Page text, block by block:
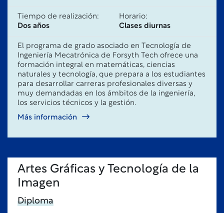
Tiempo de realización:
Dos años
Horario:
Clases diurnas
El programa de grado asociado en Tecnología de
Ingeniería Mecatrónica de Forsyth Tech ofrece una
formación integral en matemáticas, ciencias
naturales y tecnología, que prepara a los estudiantes
para desarrollar carreras profesionales diversas y
muy demandadas en los ámbitos de la ingeniería,
los servicios técnicos y la gestión.
Más información
Artes Gráficas y Tecnología de la
Imagen
Diploma